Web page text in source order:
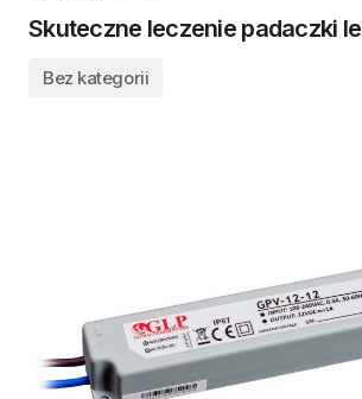
Skuteczne leczenie padaczki
Bez kategorii